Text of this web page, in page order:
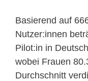
Basierend auf
Nutzer:innen
Pilot:in in
wobei Frauen
Durchschnitt